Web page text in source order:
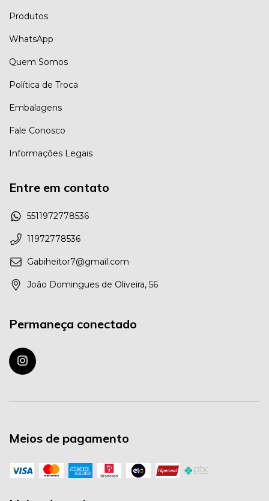
Produtos
WhatsApp
Quem Somos
Política de Troca
Embalagens
Fale Conosco
Informações Legais
Entre em contato
5511972778536
11972778536
Gabiheitor7@gmail.com
João Domingues de Oliveira, 56
Permaneça conectado
Meios de pagamento